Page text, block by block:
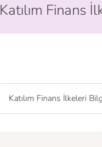
Katılım Finans
Katılım Finans İlkeleri